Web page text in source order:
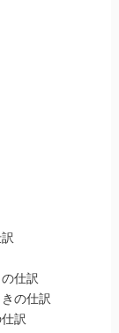
仕訳
の仕訳
訳